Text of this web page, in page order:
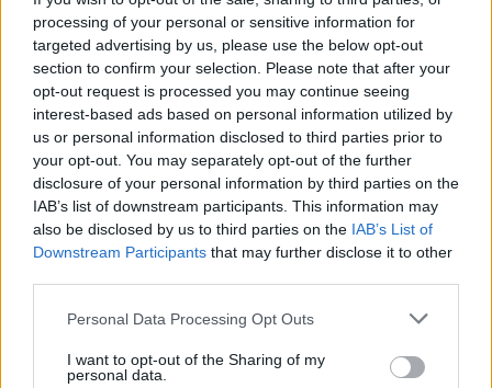
processing of your personal or sensitive information for
targeted advertising by us, please use the below opt-out
section to confirm your selection. Please note that after your
opt-out request is processed you may continue seeing
interest-based ads based on personal information utilized by
us or personal information disclosed to third parties prior to
your opt-out. You may separately opt-out of the further
disclosure of your personal information by third parties on the
IAB’s list of downstream participants. This information may
also be disclosed by us to third parties on the IAB’s List of
Downstream Participants that may further disclose it to other
Personal Data Processing Opt Outs
I want to opt-out of the Sharing of my
personal data.